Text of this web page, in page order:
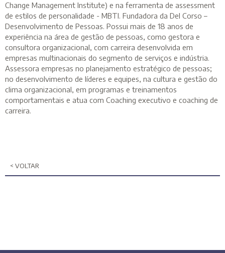
Change Management Institute) e na ferramenta de assessment
de estilos de personalidade - MBTI. Fundadora da Del Corso –
Desenvolvimento de Pessoas. Possui mais de 18 anos de
experiência na área de gestão de pessoas, como gestora e
consultora organizacional, com carreira desenvolvida em
empresas multinacionais do segmento de serviços e indústria.
Assessora empresas no planejamento estratégico de pessoas;
no desenvolvimento de líderes e equipes, na cultura e gestão do
clima organizacional, em programas e treinamentos
comportamentais e atua com Coaching executivo e coaching de
carreira.
< VOLTAR